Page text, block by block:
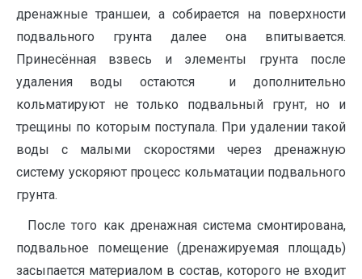
дренажные траншеи, а собирается на поверхности
подвального грунта далее она впитывается.
Принесённая взвесь и элементы грунта после
удаления воды остаются и дополнительно
кольматируют не только подвальный грунт, но и
трещины по которым поступала. При удалении такой
воды с малыми скоростями через дренажную
систему ускоряют процесс кольматации подвального
грунта.
После того как дренажная система смонтирована,
подвальное помещение (дренажируемая площадь)
засыпается материалом в состав, которого не входит